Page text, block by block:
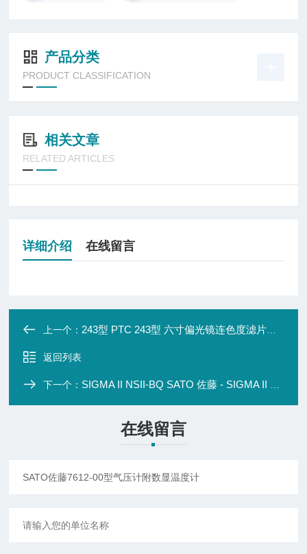
产品分类
PRODUCT CLASSIFICATION
相关文章
RELATED ARTICLES
详细介绍 在线留言
上一个： 243型 PTC 243型 六寸偏光镜连色度滤片及光源灯座
返回列表
下一个： SIGMA II NSII-BQ SATO 佐藤 - SIGMA II NSII-BQ 自记气压记录仪
在线留言